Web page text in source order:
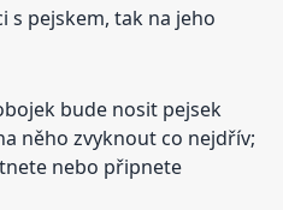
s pejskem, tak na jeho
bude nosit pejsek
něho zvyknout co nejdřív;
nebo připnete